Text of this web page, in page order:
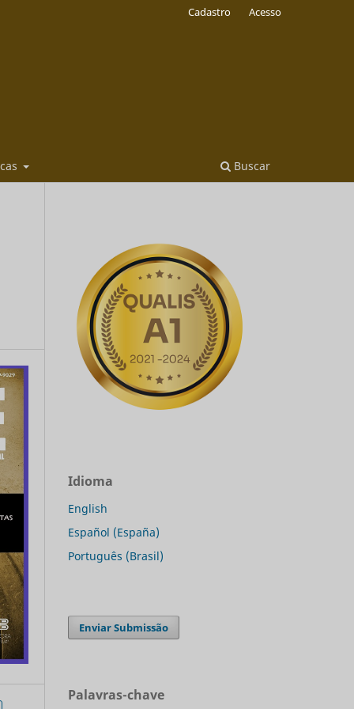
Buscar
Cadastro Acesso
Idioma
English
Español (España)
Português (Brasil)
Enviar Submissão
Palavras-chave